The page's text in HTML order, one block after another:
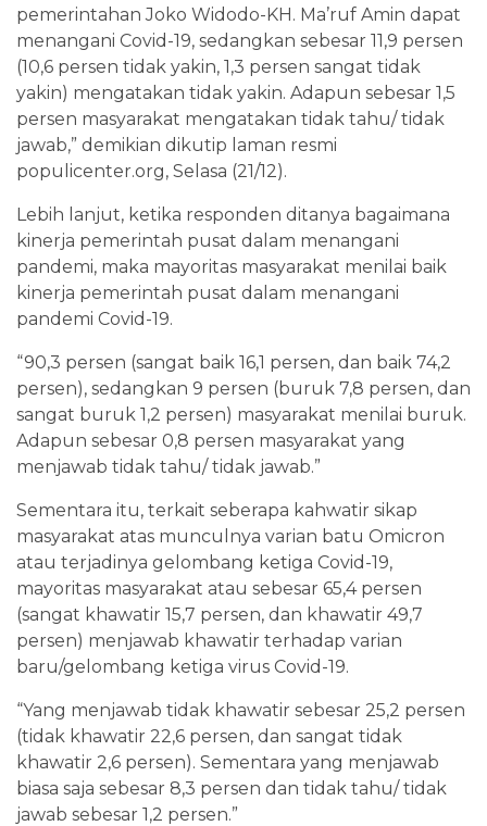
pemerintahan Joko Widodo-KH. Ma’ruf Amin dapat
menangani Covid-19, sedangkan sebesar 11,9 persen
(10,6 persen tidak yakin, 1,3 persen sangat tidak
yakin) mengatakan tidak yakin. Adapun sebesar 1,5
persen masyarakat mengatakan tidak tahu/ tidak
jawab,” demikian dikutip laman resmi
populicenter.org, Selasa (21/12).
Lebih lanjut, ketika responden ditanya bagaimana
kinerja pemerintah pusat dalam menangani
pandemi, maka mayoritas masyarakat menilai baik
kinerja pemerintah pusat dalam menangani
pandemi Covid-19.
“90,3 persen (sangat baik 16,1 persen, dan baik 74,2
persen), sedangkan 9 persen (buruk 7,8 persen, dan
sangat buruk 1,2 persen) masyarakat menilai buruk.
Adapun sebesar 0,8 persen masyarakat yang
menjawab tidak tahu/ tidak jawab.”
Sementara itu, terkait seberapa kahwatir sikap
masyarakat atas munculnya varian batu Omicron
atau terjadinya gelombang ketiga Covid-19,
mayoritas masyarakat atau sebesar 65,4 persen
(sangat khawatir 15,7 persen, dan khawatir 49,7
persen) menjawab khawatir terhadap varian
baru/gelombang ketiga virus Covid-19.
“Yang menjawab tidak khawatir sebesar 25,2 persen
(tidak khawatir 22,6 persen, dan sangat tidak
khawatir 2,6 persen). Sementara yang menjawab
biasa saja sebesar 8,3 persen dan tidak tahu/ tidak
jawab sebesar 1,2 persen.”